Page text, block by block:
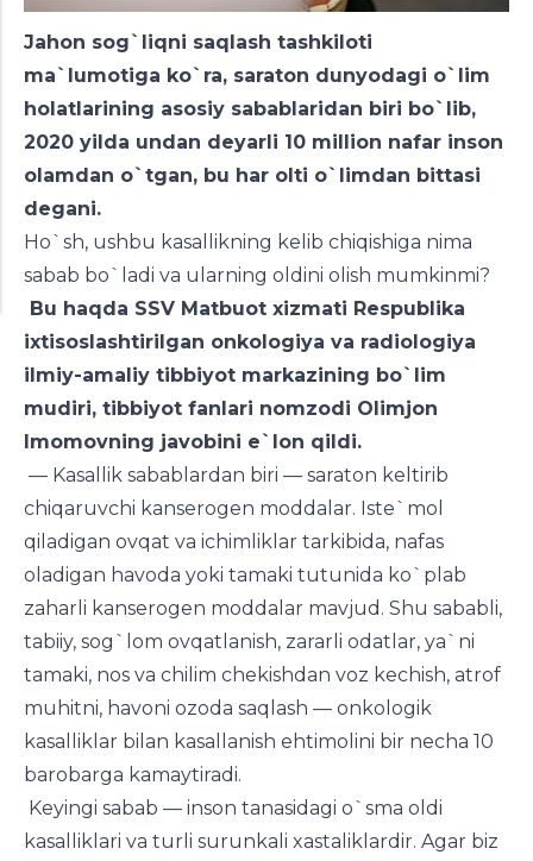
Jahon sog`liqni saqlash tashkiloti
ma`lumotiga ko`ra, saraton dunyodagi o`lim
holatlarining asosiy sabablaridan biri bo`lib,
2020 yilda undan deyarli 10 million nafar inson
olamdan o`tgan, bu har olti o`limdan bittasi
degani.
Ho`sh, ushbu kasallikning kelib chiqishiga nima
sabab bo`ladi va ularning oldini olish mumkinmi?
Bu haqda SSV Matbuot xizmati Respublika
ixtisoslashtirilgan onkologiya va radiologiya
ilmiy-amaliy tibbiyot markazining bo`lim
mudiri, tibbiyot fanlari nomzodi Olimjon
Imomovning javobini e`lon qildi.
— Kasallik sabablardan biri — saraton keltirib
chiqaruvchi kanserogen moddalar. Iste`mol
qiladigan ovqat va ichimliklar tarkibida, nafas
oladigan havoda yoki tamaki tutunida ko`plab
zaharli kanserogen moddalar mavjud. Shu sababli,
tabiiy, sog`lom ovqatlanish, zararli odatlar, ya`ni
tamaki, nos va chilim chekishdan voz kechish, atrof
muhitni, havoni ozoda saqlash — onkologik
kasalliklar bilan kasallanish ehtimolini bir necha 10
barobarga kamaytiradi.
Keyingi sabab — inson tanasidagi o`sma oldi
kasalliklari va turli surunkali xastaliklardir. Agar biz